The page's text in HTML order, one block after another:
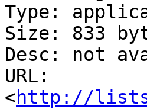
Type:
Size: 833
Desc: not
URL:
<http://